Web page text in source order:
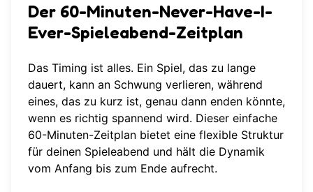
Der 60-Minuten-Never-Have-I-
Ever-Spieleabend-Zeitplan
Das Timing ist alles. Ein Spiel, das zu lange
dauert, kann an Schwung verlieren, während
eines, das zu kurz ist, genau dann enden könnte,
wenn es richtig spannend wird. Dieser einfache
60-Minuten-Zeitplan bietet eine flexible Struktur
für deinen Spieleabend und hält die Dynamik
vom Anfang bis zum Ende aufrecht.